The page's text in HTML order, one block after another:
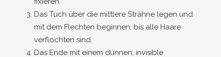
Das Tuch über die mittlere Strähne legen und
mit dem Flechten beginnen, bis alle Haare
verflochten sind.
Das Ende mit einem dünnen, invisible